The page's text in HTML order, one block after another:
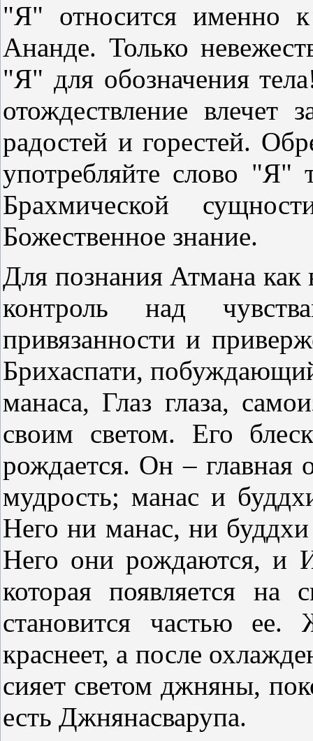
"Я" относится именно
Ананде. Только
"Я" для обозначения
отождествление влечет
радостей и горестей.
употребляйте слово
Брахмической
Божественное знание.
Для познания Атмана
контроль над
привязанности и
Брихаспати,
манаса, Глаз глаза,
своим светом. Его
рождается. Он –
мудрость; манас и
Него ни манас, ни
Него они рождаются, и
которая появляется
становится частью
краснеет, а после
сияет светом джняны,
есть Джнянасварупа.